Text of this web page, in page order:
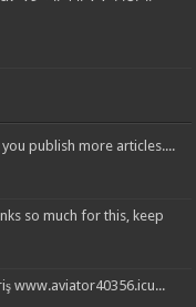
publish more articles....
so much for this, keep
www.aviator40356.icu...